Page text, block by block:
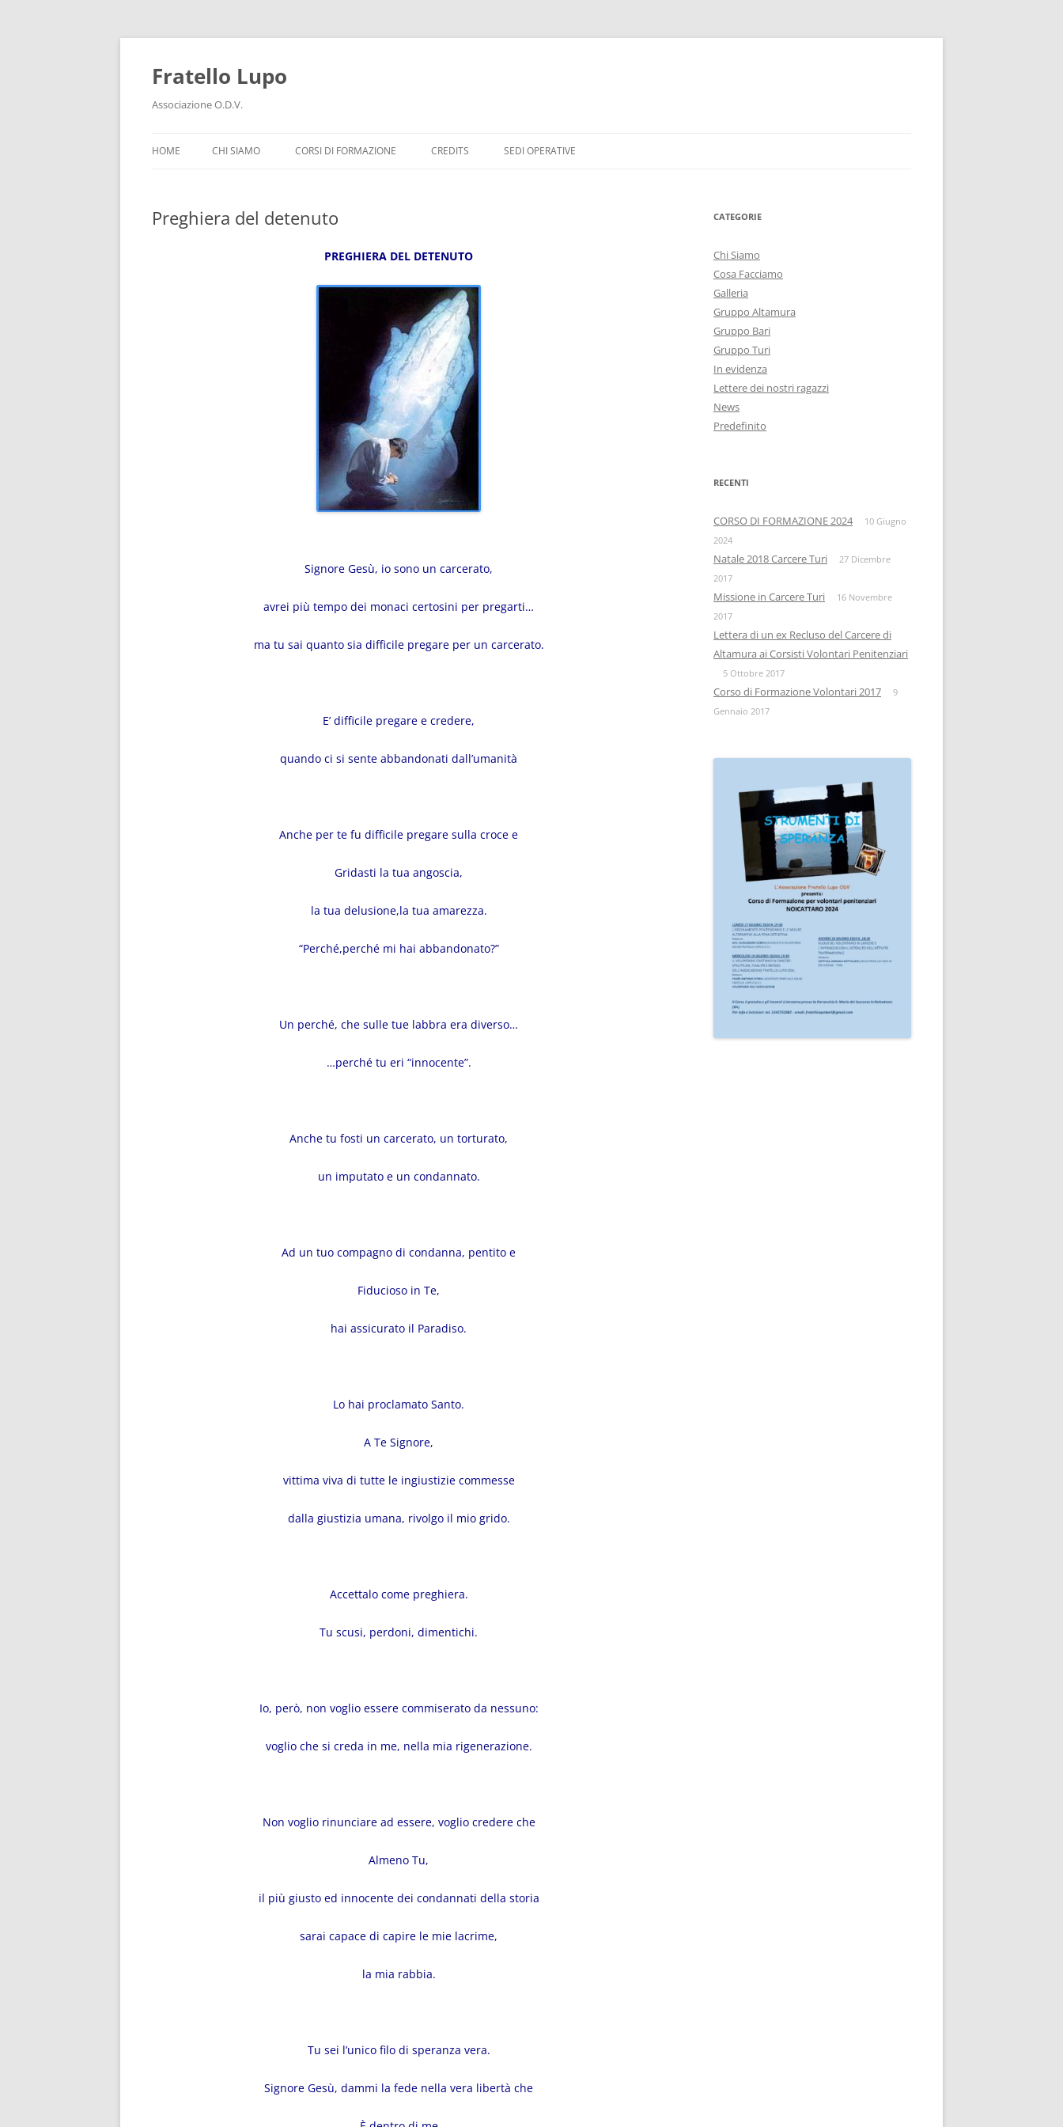
Vai
Fratello Lupo
Associazione O.D.V.
HOME CHI SIAMO CORSI DI FORMAZIONE CREDITS SEDI OPERATIVE
Preghiera del detenuto
PREGHIERA DEL DETENUTO
Signore Gesù, io sono un carcerato,
avrei più tempo dei monaci certosini per pregarti…
ma tu sai quanto sia difficile pregare per un carcerato.
E’ difficile pregare e credere,
quando ci si sente abbandonati dall’umanità
Anche per te fu difficile pregare sulla croce e
Gridasti la tua angoscia,
la tua delusione,la tua amarezza.
“Perché,perché mi hai abbandonato?”
Un perché, che sulle tue labbra era diverso…
…perché tu eri “innocente”.
Anche tu fosti un carcerato, un torturato,
un imputato e un condannato.
Ad un tuo compagno di condanna, pentito e
Fiducioso in Te,
hai assicurato il Paradiso.
Lo hai proclamato Santo.
A Te Signore,
vittima viva di tutte le ingiustizie commesse
dalla giustizia umana, rivolgo il mio grido.
Accettalo come preghiera.
Tu scusi, perdoni, dimentichi.
Io, però, non voglio essere commiserato da nessuno:
voglio che si creda in me, nella mia rigenerazione.
Non voglio rinunciare ad essere, voglio credere che
Almeno Tu,
il più giusto ed innocente dei condannati della storia
sarai capace di capire le mie lacrime,
la mia rabbia.
Tu sei l’unico filo di speranza vera.
Signore Gesù, dammi la fede nella vera libertà che
CATEGORIE
Chi Siamo
Cosa Facciamo
Galleria
Gruppo Altamura
Gruppo Bari
Gruppo Turi
In evidenza
Lettere dei nostri ragazzi
News
Predefinito
RECENTI
CORSO DI FORMAZIONE 2024
10 Giugno
2024
Natale 2018 Carcere Turi
27 Dicembre
2017
Missione in Carcere Turi
16 Novembre
2017
Lettera di un ex Recluso del Carcere di
Altamura ai Corsisti Volontari Penitenziari
5 Ottobre 2017
Corso di Formazione Volontari 2017
9
Gennaio 2017